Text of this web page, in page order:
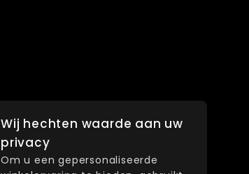
Wij hechten waarde aan uw
privacy
Om u een gepersonaliseerde